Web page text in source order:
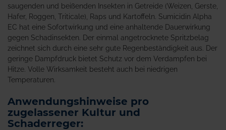
saugenden und beißenden Insekten in Getreide (Weizen, Gerste,
Hafer, Roggen, Triticale), Raps und Kartoffeln. Sumicidin Alpha
EC hat eine Sofortwirkung und eine anhaltende Dauerwirkung
gegen Schadinsekten. Der einmal angetrocknete Spritzbelag
zeichnet sich durch eine sehr gute Regenbeständigkeit aus. Der
geringe Dampfdruck bietet Schutz vor dem Verdampfen bei
Hitze. Volle Wirksamkeit besteht auch bei niedrigen
Temperaturen.
Anwendungshinweise pro
zugelassener Kultur und
Schaderreger: